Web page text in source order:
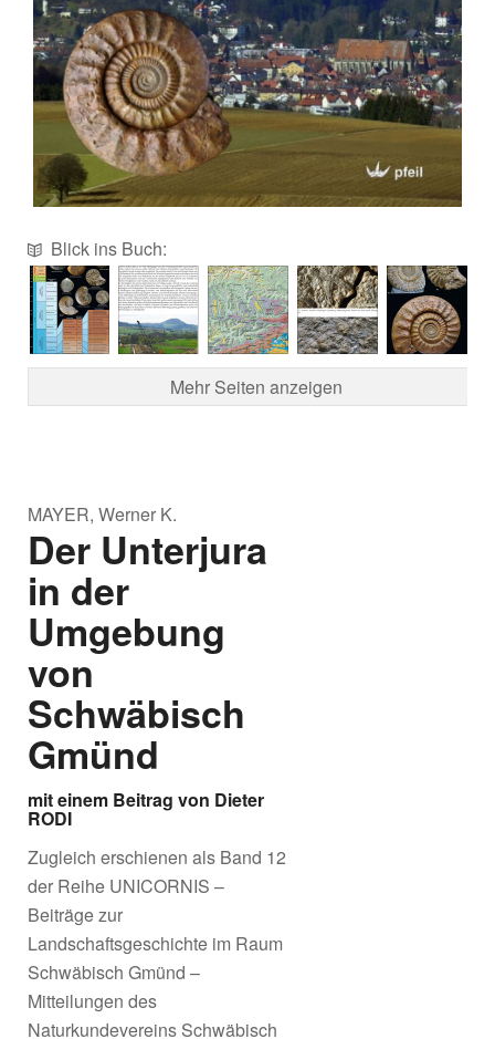
Blick ins Buch:
Mehr Seiten anzeigen
MAYER, Werner K.
Der Unterjura
in der
Umgebung
von
Schwäbisch
Gmünd
mit einem Beitrag von Dieter
RODI
Zugleich erschienen als Band 12
der Reihe UNICORNIS –
Beiträge zur
Landschaftsgeschichte im Raum
Schwäbisch Gmünd –
Mitteilungen des
Naturkundevereins Schwäbisch